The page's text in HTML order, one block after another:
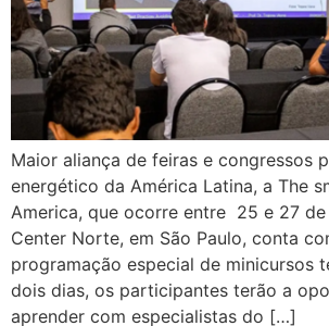
Maior aliança de feiras e congressos
energético da América Latina, a The
America, que ocorre entre 25 e 27
Center Norte, em São Paulo, conta
programação especial de minicursos
dois dias, os participantes terão a
aprender com especialistas do […]